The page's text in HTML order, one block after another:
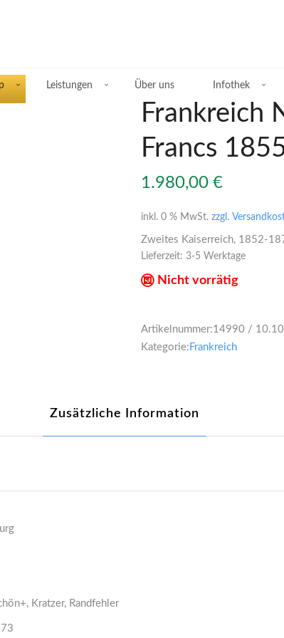
Silbermünzen übriges Europa
Silbermünzen übrige Welt
Leistungen Über uns Infothek
Frankreich
Francs
1.980,00 €
inkl. 0 % MwSt. zzgl.
Zweites Kaiserreich, 1852-
Lieferzeit: 3-5 Werktage
Nicht vorrätig
Artikelnummer:14990 /
Kategorie: Frankreich
Zusätzliche Information
Kratzer, Randfehler